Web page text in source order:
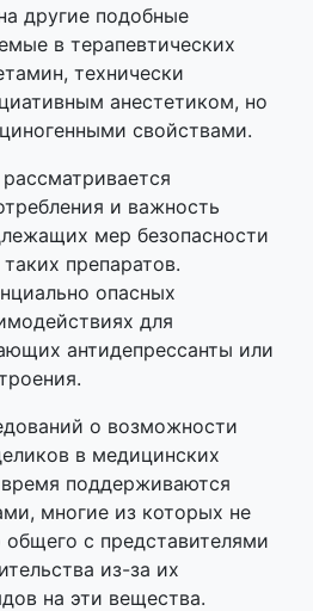
другие подобные
в терапевтических
технически
анестетиком, но
свойствами.
и важность
мер безопасности
препаратов.
опасных
для
антидепрессанты или
о возможности
в медицинских
поддерживаются
многие из которых не
общего с представителями
из-за их
на эти вещества.